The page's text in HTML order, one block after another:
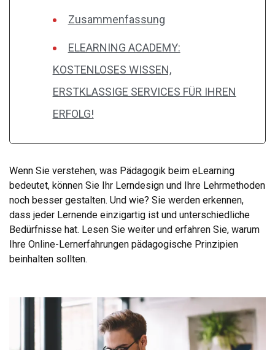
Zusammenfassung
ELEARNING ACADEMY:
KOSTENLOSES WISSEN,
ERSTKLASSIGE SERVICES FÜR IHREN
ERFOLG!
Wenn Sie verstehen, was Pädagogik beim eLearning
bedeutet, können Sie Ihr Lerndesign und Ihre Lehrmethoden
noch besser gestalten. Und wie? Sie werden erkennen,
dass jeder Lernende einzigartig ist und unterschiedliche
Bedürfnisse hat. Lesen Sie weiter und erfahren Sie, warum
Ihre Online-Lernerfahrungen pädagogische Prinzipien
beinhalten sollten.